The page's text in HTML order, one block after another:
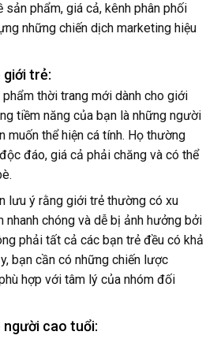
phẩm, giá cả, kênh phân phối
những chiến dịch marketing hiệu
giới trẻ:
thời trang mới dành cho giới
tiềm năng của bạn là những người
muốn thể hiện cá tính. Họ thường
đáo, giá cả phải chăng và có thể
lưu ý rằng giới trẻ thường có xu
chóng và dễ bị ảnh hưởng bởi
phải tất cả các bạn trẻ đều có khả
bạn cần có những chiến lược
hợp với tâm lý của nhóm đối
người cao tuổi: